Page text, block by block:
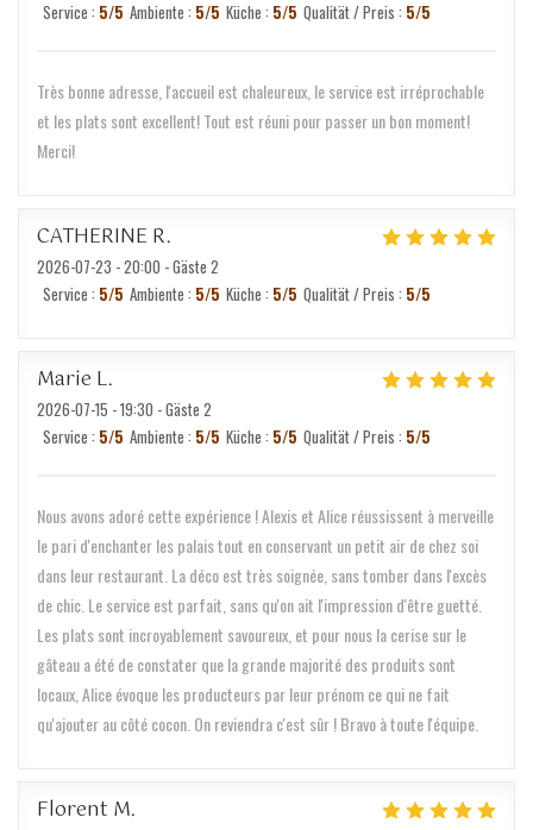
Service : 5/5 Ambiente : 5/5 Küche : 5/5 Qualität / Preis : 5/5
Très bonne adresse, l'accueil est chaleureux, le service est irréprochable
et les plats sont excellent! Tout est réuni pour passer un bon moment!
Merci!
CATHERINE R
2026-07-23 - 20:00 - Gäste 2
Service : 5/5 Ambiente : 5/5 Küche : 5/5 Qualität / Preis : 5/5
Marie L
2026-07-15 - 19:30 - Gäste 2
Service : 5/5 Ambiente : 5/5 Küche : 5/5 Qualität / Preis : 5/5
Nous avons adoré cette expérience ! Alexis et Alice réussissent à merveille
le pari d'enchanter les palais tout en conservant un petit air de chez soi
dans leur restaurant. La déco est très soignée, sans tomber dans l'excès
de chic. Le service est parfait, sans qu'on ait l'impression d'être guetté.
Les plats sont incroyablement savoureux, et pour nous la cerise sur le
gâteau a été de constater que la grande majorité des produits sont
locaux, Alice évoque les producteurs par leur prénom ce qui ne fait
qu'ajouter au côté cocon. On reviendra c'est sûr ! Bravo à toute l'équipe.
Florent M